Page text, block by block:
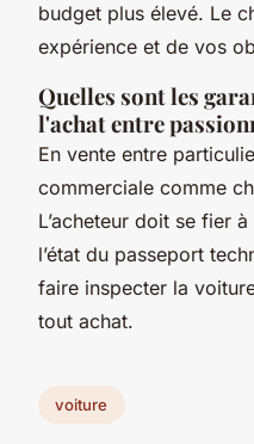
budget plus élevé. Le
expérience et de vos
Quelles sont les
l'achat entre
En vente entre
commerciale comme
L’acheteur doit se fier
l’état du passeport
faire inspecter la
tout achat.
voiture